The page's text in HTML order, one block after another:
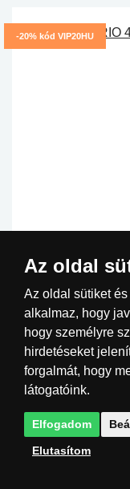
-20% kód VIP20HU
TRIO
Kód: T401100101
44 990 Ft
Az oldal
Az oldal sütiket
alkalmaz, hogy
hogy személyre
hirdetéseket
forgalmát, hogy
látogatóink.
Elfogadom
Elutasítom